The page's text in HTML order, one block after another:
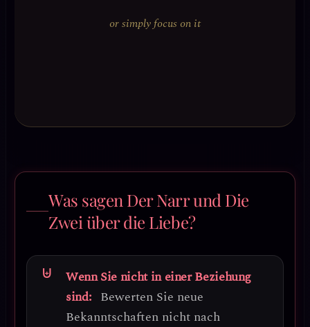
or simply focus on it
Was sagen Der Narr und Die
Zwei über die Liebe?
Wenn Sie nicht in einer Beziehung
sind: Bewerten Sie neue
Bekanntschaften nicht nach